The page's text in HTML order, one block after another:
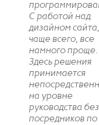
С работой над
дизайном сайта,
чаще всего, все
намного проще.
Здесь решения
принимается
на уровне
руководства без
посредников по